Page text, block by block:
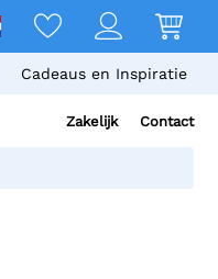
Cadeaus en Inspiratie
Zakelijk Contact